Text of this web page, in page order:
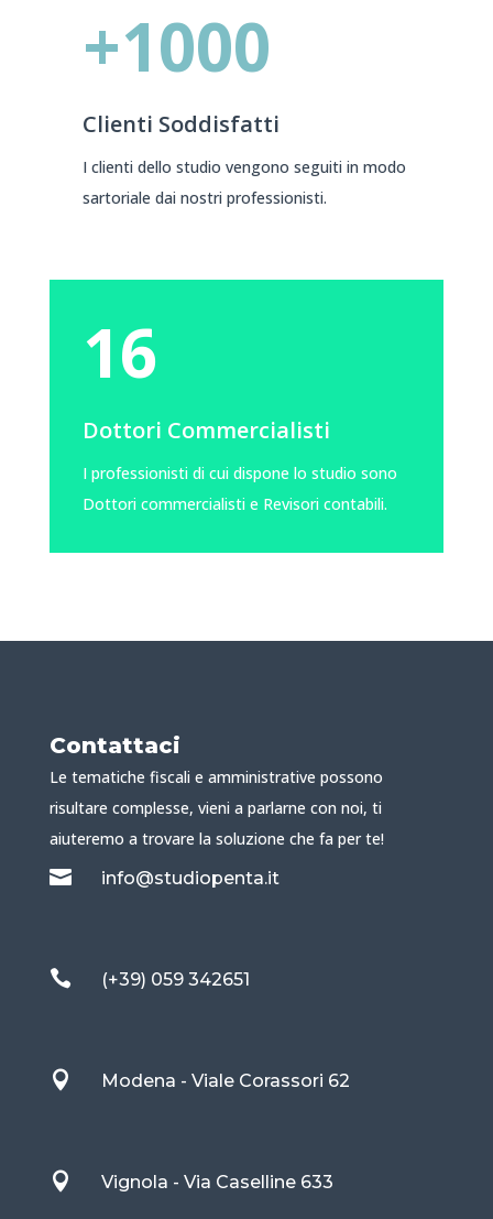
+1000
Clienti Soddisfatti
I clienti dello studio vengono seguiti in modo
sartoriale dai nostri professionisti.
16
Dottori Commercialisti
I professionisti di cui dispone lo studio sono
Dottori commercialisti e Revisori contabili.
Contattaci
Le tematiche fiscali e amministrative possono
risultare complesse, vieni a parlarne con noi, ti
aiuteremo a trovare la soluzione che fa per te!
 info@studiopenta.it
 (+39) 059 342651
 Modena - Viale Corassori 62
 Vignola - Via Caselline 633